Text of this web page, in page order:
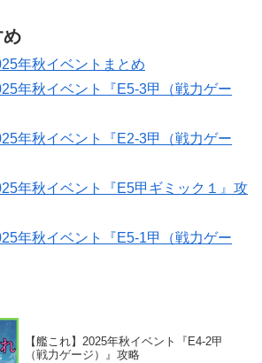
め
年秋イベントまとめ
年秋イベント『E5-3甲（戦力ゲー
年秋イベント『E2-3甲（戦力ゲー
年秋イベント『E5甲ギミック１』攻
年秋イベント『E5-1甲（戦力ゲー
【艦これ】2025年秋イベント『E4-2甲
（戦力ゲージ）』攻略